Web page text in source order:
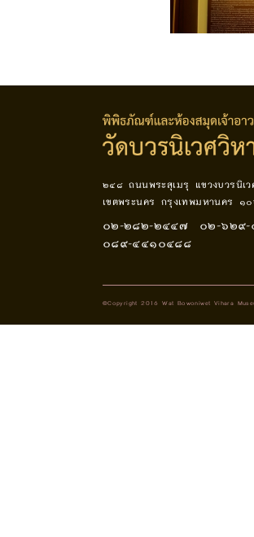
๒๔๘ ถนนพระสุเมรุ แขวงบวรนิเว
เขตพระนคร กรุงเทพมหานคร ๑
๐๒-๒๘๒-๒๔๔๗ ๐๒-๖๒๙-
๐๘๙-๔๔๑๐๔๘๘
©Copyright 2016 Wat Bowoniwet Vihara